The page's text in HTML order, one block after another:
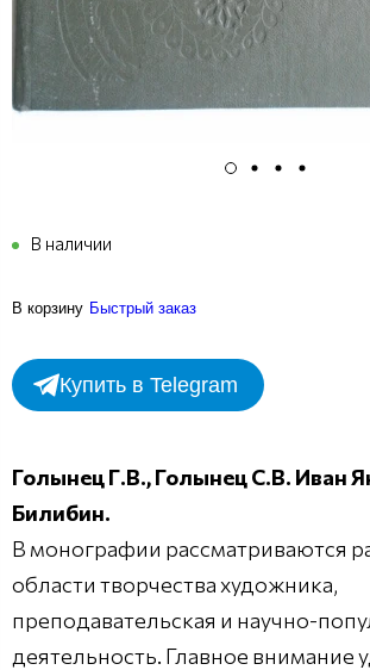
В наличии
В корзину Быстрый заказ
Купить в Telegram
Голынец Г.В., Голынец С.В. Иван
Билибин.
В монографии рассматриваются
области творчества художника,
преподавательская и научно-
деятельность. Главное внимание